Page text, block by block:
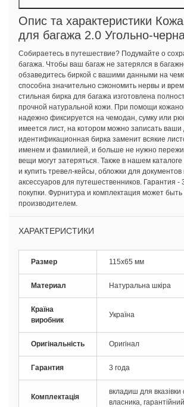
Опис та характеристики
для багажа 2.0 Угольно-
Собираетесь в путешествие? Подумайте о
багажа. Чтобы ваш багаж не затерялся в
обзаведитесь биркой с вашими данными на
способна значительно сэкономить нервы и
стильная бирка для багажа изготовлена
прочной натуральной кожи. При помощи
надежно фиксируется на чемодан, сумку или
имеется лист, на котором можно записать ваши
идентификационная бирка заменит всякие
именем и фамилией, и больше не нужно
вещи могут затеряться. Также в нашем
и купить тревел-кейсы, обложки для
аксессуаров для путешественников. Гарантия -
покупки. Фурнитура и комплектация может
производителем.
ХАРАКТЕРИСТИКИ
Размер 115х65 мм
Материал Натуральна шкіра
Країна
виробник
Україна
Оригінальність Оригінал
Гарантия 3 года
Комплектація
вкладиш для вказівки
власника,